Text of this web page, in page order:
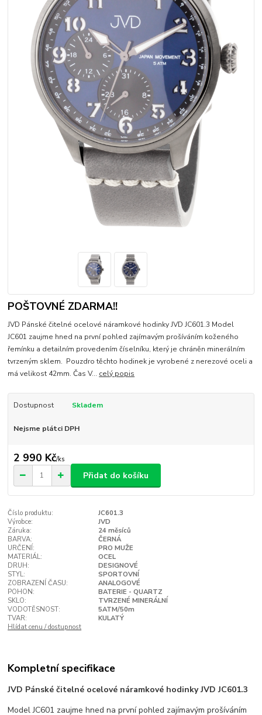
POŠTOVNÉ ZDARMA!!
JVD Pánské čitelné ocelové náramkové hodinky JVD JC601.3 Model
JC601 zaujme hned na první pohled zajímavým prošíváním koženého
řemínku a detailním provedením číselníku, který je chráněn minerálním
tvrzeným sklem. Pouzdro těchto hodinek je vyrobené z nerezové oceli a
má velikost 42mm. Čas V... celý popis
Dostupnost Skladem
Nejsme plátci DPH
2 990 Kč/ks
Přidat do košíku
Číslo produktu:
JC601.3
Výrobce:
JVD
Záruka:
24 měsíců
BARVA:
ČERNÁ
URČENÍ:
PRO MUŽE
MATERIÁL:
OCEL
DRUH:
DESIGNOVÉ
STYL:
SPORTOVNÍ
ZOBRAZENÍ ČASU:
ANALOGOVÉ
POHON:
BATERIE - QUARTZ
SKLO:
TVRZENÉ MINERÁLNÍ
VODOTĚSNOST:
5ATM/50m
TVAR:
KULATÝ
Hlídat cenu / dostupnost
Kompletní specifikace
JVD Pánské čitelné ocelové náramkové hodinky JVD JC601.3
Model JC601 zaujme hned na první pohled zajímavým prošíváním